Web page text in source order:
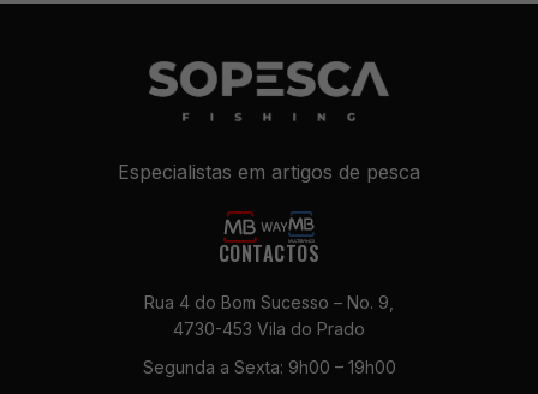
Especialistas em artigos de pesca
CONTACTOS
Rua 4 do Bom Sucesso – No. 9,
4730-453 Vila do Prado
Segunda a Sexta: 9h00 – 19h00
Estes cookies